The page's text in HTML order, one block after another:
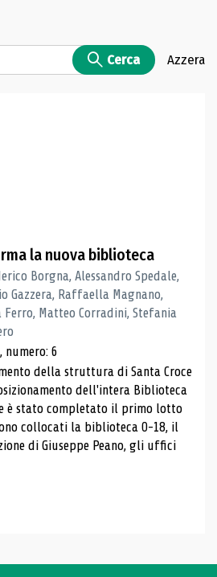
Cerca Azzera
ricerca
la nuova biblioteca
Borgna, Alessandro Spedale,
Gazzera, Raffaella Magnano,
Ferro, Matteo Corradini, Stefania
numero: 6
della struttura di Santa Croce
dell'intera Biblioteca
è stato completato il primo lotto
collocati la biblioteca 0-18, il
di Giuseppe Peano, gli uffici